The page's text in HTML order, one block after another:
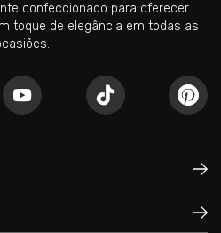
confeccionado para oferecer
toque de elegância em todas as